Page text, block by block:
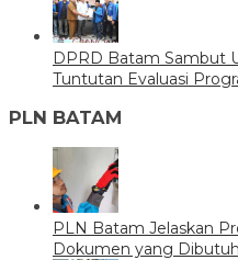
DPRD Batam Sambut
Tuntutan Evaluasi
PLN BATAM
PLN Batam Jelaskan
Dokumen yang